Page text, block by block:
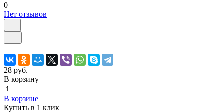
0
Нет отзывов
28 руб.
В корзину
В корзине
Купить в 1 клик